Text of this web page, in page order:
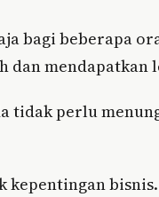
bagi beberapa
dan
tidak perlu
kepentingan bisnis.